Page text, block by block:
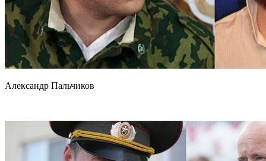
Александр Пальчиков